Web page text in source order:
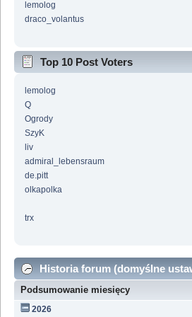
lemolog
draco_volantus
Top 10 Post Voters
lemolog
Q
Ogrody
SzyK
liv
admiral_lebensraum
de.pitt
olkapolka
trx
Historia forum (domyślne
Podsumowanie miesięcy
2026